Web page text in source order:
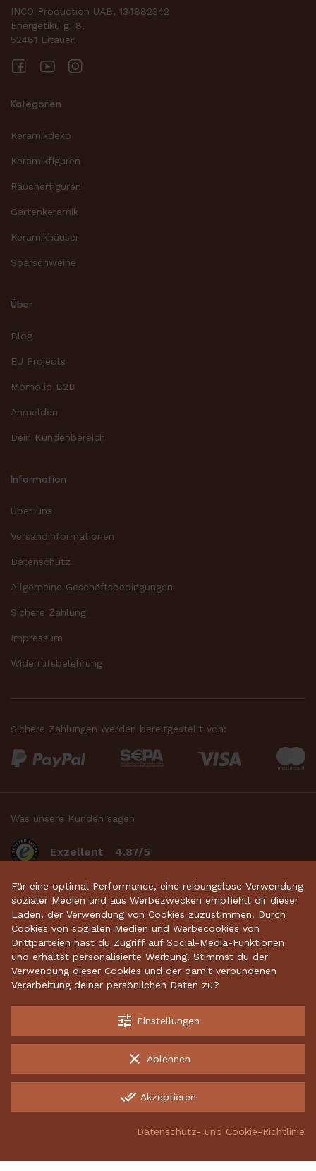
INCO Production UAB, 134882342
Energetiku g. 8,
52461 Litauen
FacebookYouTube
Kategorien
Keramikdeko
Keramikfiguren
Räucherfiguren
Gartenkeramik
Keramikhäuser
Sparschweine
Über
Blog
EU Projects
Momolio B2B
Anmelden
Dein Kundenbereich
Information
Über uns
Versandinformationen
Datenschutz
Allgemeine Geschäftsbedingungen
Sichere Zahlung
Impressum
Widerrufsbelehrung
Sichere Zahlungen werden bereitgestellt von:
Was unsere Kunden sagen
Exzellent 4.87/5
basierend auf 2635bewertungen.
Startseite • Keramikdeko • Gartenkeramik •
Sparschweine • Räucherfiguren • Keramikhäuser
INCO Production UAB, 134882342, Energetikų g. 8, LT-52461
Kostenloser Versand ab 70 €
Garantiert sichere Lieferung
Kostenlose Rücksendungen
Für eine optimal Performance, eine reibungslose Verwendung
sozialer Medien und aus Werbezwecken empfiehlt dir dieser
Laden, der Verwendung von Cookies zuzustimmen. Durch
Cookies von sozialen Medien und Werbecookies von
Drittparteien hast du Zugriff auf Social-Media-Funktionen
und erhältst personalisierte Werbung. Stimmst du der
Verwendung dieser Cookies und der damit verbundenen
Verarbeitung deiner persönlichen Daten zu?
tune Einstellungen
clear Ablehnen
done_all Akzeptieren
Datenschutz- und Cookie-Richtlinie